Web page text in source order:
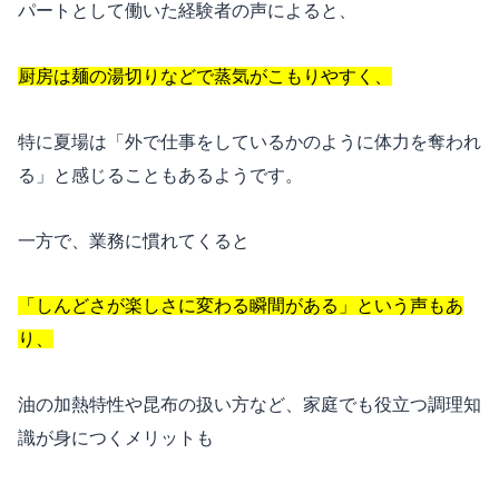
パートとして働いた経験者の声によると、
厨房は麺の湯切りなどで蒸気がこもりやすく、
特に夏場は「外で仕事をしているかのように体力を奪われ
る」と感じることもあるようです。
一方で、業務に慣れてくると
「しんどさが楽しさに変わる瞬間がある」という声もあ
り、
油の加熱特性や昆布の扱い方など、家庭でも役立つ調理知
識が身につくメリットも